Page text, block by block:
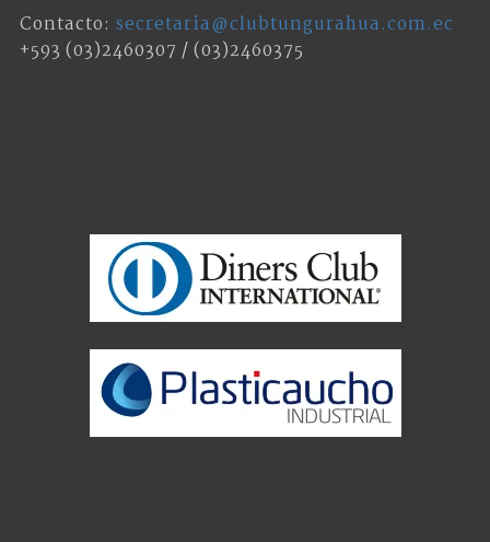
Contacto: secretaria@clubtungurahua.com.ec
+593 (03)2460307 / (03)2460375